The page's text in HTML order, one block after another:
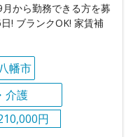
から勤務できる方を募
! ブランクOK! 家賃補
幡市
介護
円